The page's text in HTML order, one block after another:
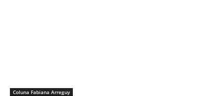
Coluna Fabiana Arreguy